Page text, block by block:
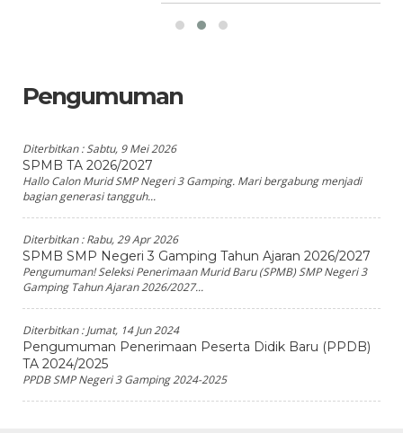
Pengumuman
Diterbitkan :Sabtu, 9 Mei 2026
SPMB TA 2026/2027
Hallo Calon Murid SMP Negeri 3 Gamping. Mari bergabung menjadi
bagian generasi tangguh...
Diterbitkan :Rabu, 29 Apr 2026
SPMB SMP Negeri 3 Gamping Tahun Ajaran 2026/2027
Pengumuman! Seleksi Penerimaan Murid Baru (SPMB) SMP Negeri 3
Gamping Tahun Ajaran 2026/2027...
Diterbitkan :Jumat, 14 Jun 2024
Pengumuman Penerimaan Peserta Didik Baru (PPDB)
TA 2024/2025
PPDB SMP Negeri 3 Gamping 2024-2025